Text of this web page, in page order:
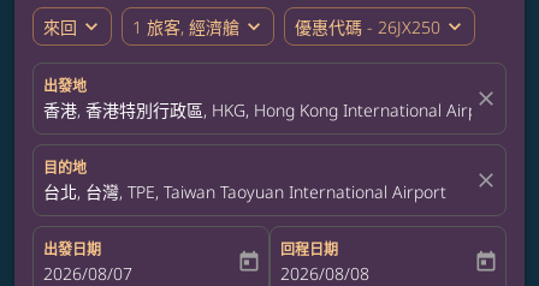
來回 expand_more 1 旅客, 經濟艙 expand_more 優惠代碼 - 26JX250 expand_more
出發地
香港, 香港特別行政區, HKG, Hong Kong International Airport
close
目的地
台北, 台灣, TPE, Taiwan Taoyuan International Airport close
出發日期
fc-booking-departure-date-aria-label
2026/08/07 today
回程日期
fc-booking-return-date-aria-label
2026/08/08 today